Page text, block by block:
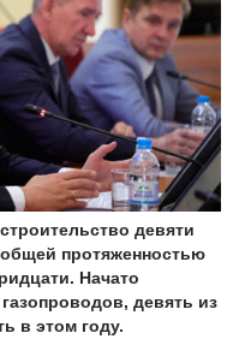
девяти
протяженностью
Начато
девять из
в этом году.